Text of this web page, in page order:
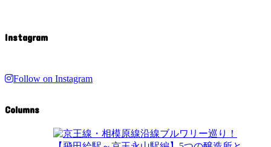
Instagram
Follow on Instagram
Columns